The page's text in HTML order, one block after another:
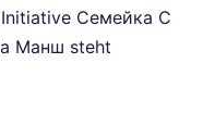
Семейка С
Манш steht